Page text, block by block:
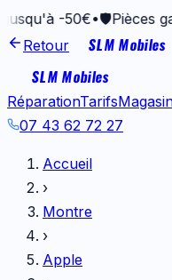
-50€•🛡️Pièces
Retour
SLM Mobiles
SLM Mobiles
RéparationTarifs
07 43 62 72 27
Accueil
›
Montre
›
Apple